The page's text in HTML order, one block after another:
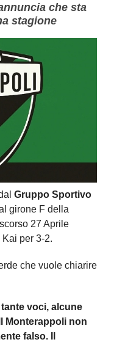
che sta
stagione
Gruppo Sportivo
girone F della
27 Aprile
per 3-2.
che vuole chiarire
voci, alcune
Monterappoli non
falso.